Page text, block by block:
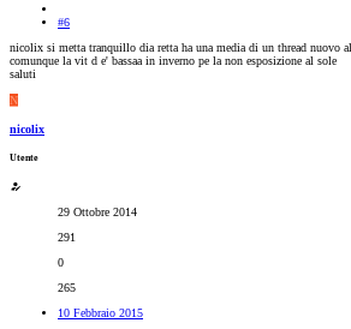
#6
nicolix si metta tranquillo dia retta ha una media di un thread nuovo
comunque la vit d e' bassaa in inverno pe la non esposizione al sole
saluti
N
nicolix
Utente
29 Ottobre 2014
291
0
265
10 Febbraio 2015